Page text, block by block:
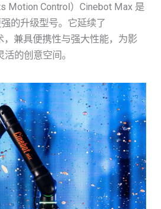
Motion Control）Cinebot Max 是
的升级型号。它延续了
兼具便携性与强大性能，为影
的创意空间。